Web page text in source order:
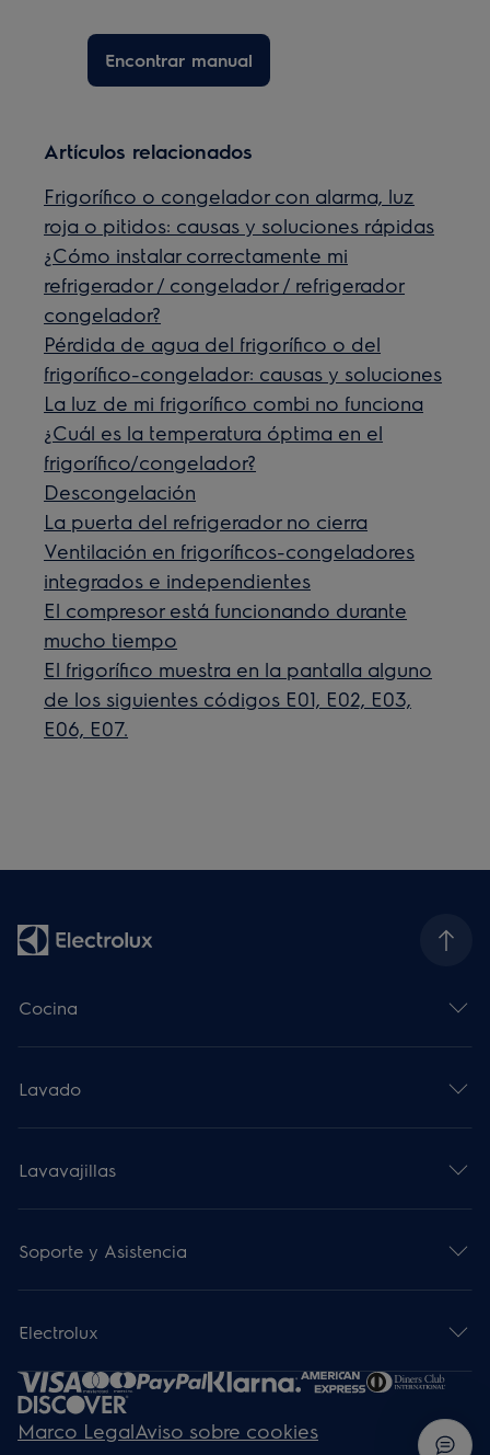
Encontrar manual
Artículos relacionados
Frigorífico o congelador con alarma, luz
roja o pitidos: causas y soluciones rápidas
¿Cómo instalar correctamente mi
refrigerador / congelador / refrigerador
congelador?
Pérdida de agua del frigorífico o del
frigorífico-congelador: causas y soluciones
La luz de mi frigorífico combi no funciona
¿Cuál es la temperatura óptima en el
frigorífico/congelador?
Descongelación
La puerta del refrigerador no cierra
Ventilación en frigoríficos-congeladores
integrados e independientes
El compresor está funcionando durante
mucho tiempo
El frigorífico muestra en la pantalla alguno
de los siguientes códigos E01, E02, E03,
E06, E07.
Cocina
Lavado
Lavavajillas
Soporte y Asistencia
Electrolux
Marco LegalAviso sobre cookies